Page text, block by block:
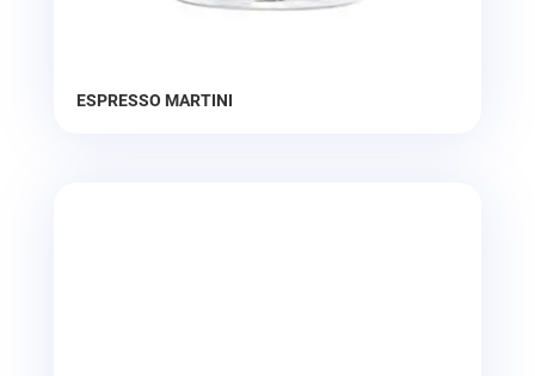
ESPRESSO MARTINI